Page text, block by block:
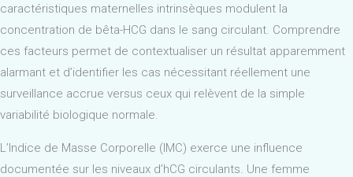
caractéristiques maternelles intrinsèques modulent la
concentration de bêta-HCG dans le sang circulant. Comprendre
ces facteurs permet de contextualiser un résultat apparemment
alarmant et d’identifier les cas nécessitant réellement une
surveillance accrue versus ceux qui relèvent de la simple
variabilité biologique normale.
L’Indice de Masse Corporelle (IMC) exerce une influence
documentée sur les niveaux d’hCG circulants. Une femme